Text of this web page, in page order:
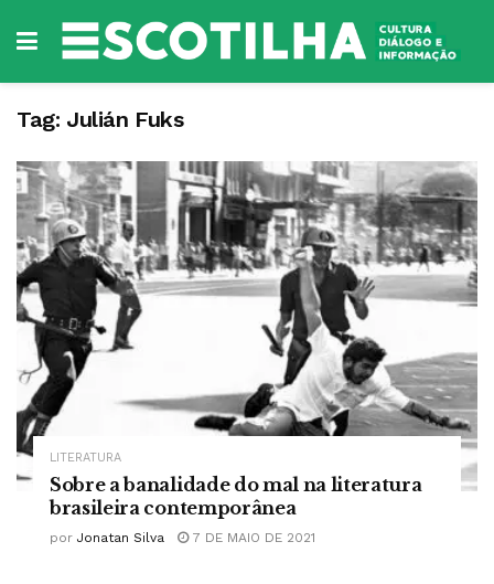
Tag: Julián Fuks
LITERATURA
Sobre a banalidade do mal na literatura
brasileira contemporânea
por Jonatan Silva 7 DE MAIO DE 2021